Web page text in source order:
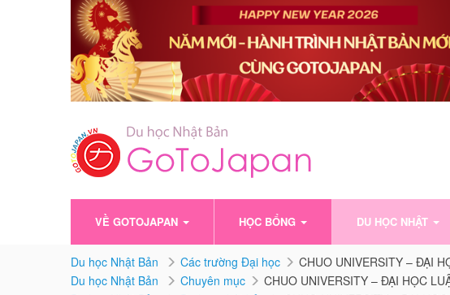
VỀ GOTOJAPAN HỌC BỔNG DU HỌC NHẬT
Du học Nhật Bản Các trường Đại học
CHUO UNIVERSITY – ĐẠI
Du học Nhật Bản
Chuyên mục
CHUO UNIVERSITY – ĐẠI HỌC